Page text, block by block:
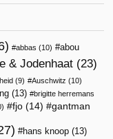
abbas (10)
abou
& Jodenhaat (23)
(9) Auschwitz (10)
(13)
brigitte herremans
fjo (14) gantman
hans knoop (13)